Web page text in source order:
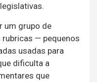
um grupo de
— pequenos
usadas para
dificulta a
que